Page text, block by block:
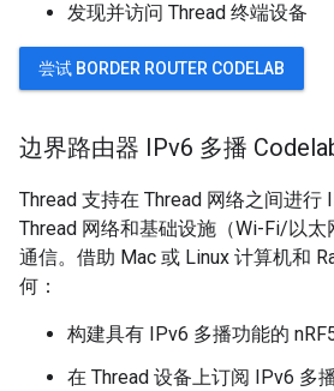
发现并访问 Thread 终端设备
尝试 BORDER ROUTER CODELAB
边界路由器 IPv6 多播
Thread 支持在 Thread 网络之间进行
Thread 网络和基础设施（Wi-Fi/以
通信。借助 Mac 或 Linux 计算机和
何：
构建具有 IPv6 多播功能的
在 Thread 设备上订阅 IPv6 多